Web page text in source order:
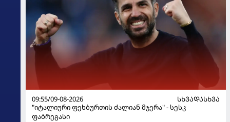
09:55/09-08-2026
ᲡᲮᲕᲐᲓᲐᲡᲮᲕᲐ
"იტალიური ფეხბურთის ძალიან მჯერა" - სესკ
ფაბრეგასი